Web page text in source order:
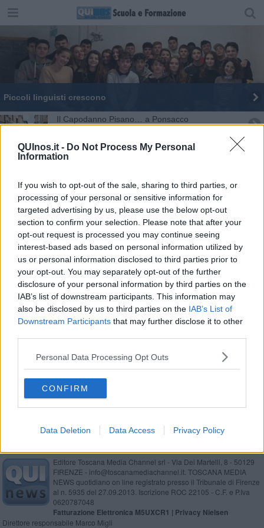
QUInos.it - Do Not Process My Personal
Information
If you wish to opt-out of the sale, sharing to third parties, or
processing of your personal or sensitive information for
targeted advertising by us, please use the below opt-out
section to confirm your selection. Please note that after your
opt-out request is processed you may continue seeing
interest-based ads based on personal information utilized by
us or personal information disclosed to third parties prior to
your opt-out. You may separately opt-out of the further
disclosure of your personal information by third parties on the
IAB’s list of downstream participants. This information may
also be disclosed by us to third parties on the IAB’s List of
Downstream Participants that may further disclose it to other
Personal Data Processing Opt Outs
CONFIRM
Data Deletion Data Access Privacy Policy
Piccoli linguisti crescono
Il Capodanno Pisano… a Ponsacco
Toscana pronta a tornare a scuola dal 7 Gennaio
Con gli studenti il territorio si racconta
Espressione e comunicazione: tatuaggi e musica
Giovane fiorentina ingegnere a servizio del tram
"Un poster per la pace", ecco i vincitori
Miscellanea
Dall'Andalusia alla Cina passando per il Nepal
quiNOS si presenta alle scuole
​Antichi mestieri da riscoprire
Editore Toscana Media Channel srl - Via Dei Martelli, 8 - 50129
FIRENZE - info@toscanamediachannel.it. TOSCANA MEDIA
NEWS quotidiano on line registrato presso il Tribunale di Firenze
al n. 5935 del 27.09.2013. Iscrizione ROC 22105 - C.F. e P.Iva
0620787048
Fatturazione Elettronica M5UXCR1 | Privacy Nielsen
Direttore responsabile Marco Migli